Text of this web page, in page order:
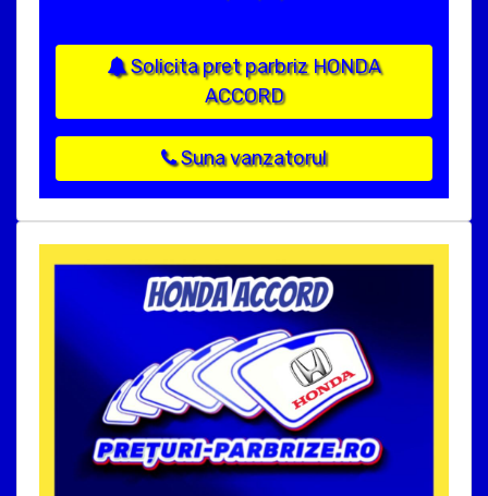
Solicita pret parbriz HONDA
ACCORD
Suna vanzatorul